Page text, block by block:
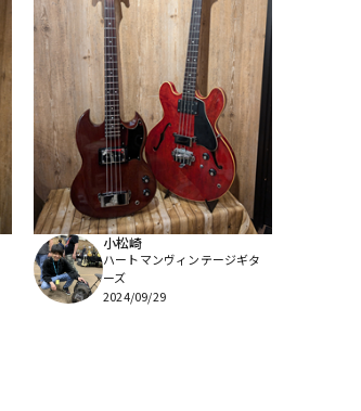
小松崎
ハートマンヴィンテージギタ
ーズ
2024/09/29